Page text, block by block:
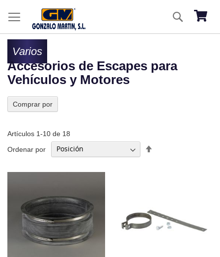
Mi
Buscar
Varios
Accesorios de Escapes para
Vehículos y Motores
Artículos 1-10 de 18
Ordenar por
Comprar por